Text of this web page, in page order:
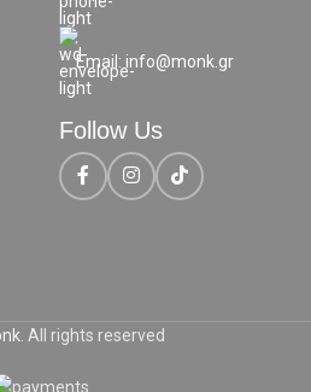
Email: info@monk.gr
Follow Us
. All rights reserved